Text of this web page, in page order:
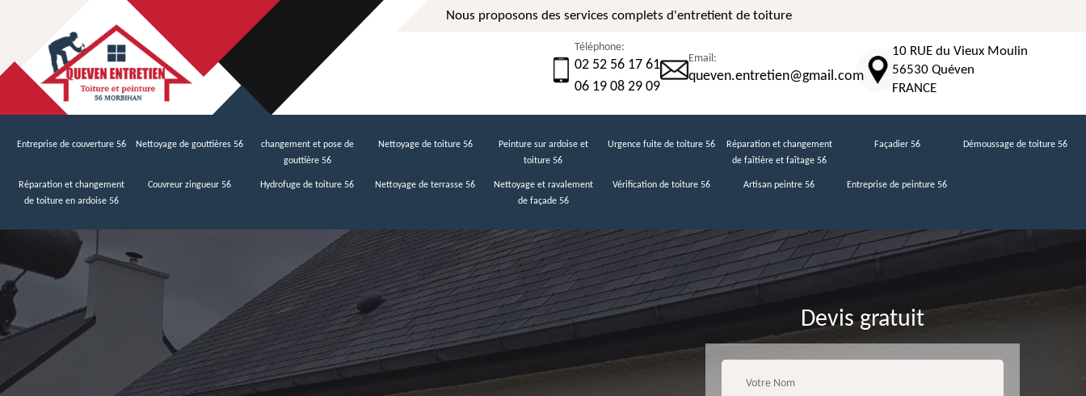
Nous proposons des services complets d'entretient de toiture
Téléphone:
02 52 56 17 61
06 19 08 29 09
Email:
queven.entretien@gmail.com
10 RUE du Vieux Moulin
56530 Quéven
FRANCE
Entreprise de couverture 56 Nettoyage de gouttières 56
changement et pose de
gouttière 56
Nettoyage de toiture 56
Peinture sur ardoise et
toiture 56
Urgence fuite de toiture 56
Réparation et changement
de faîtière et faîtage 56
Façadier 56 Démoussage de toiture 56
Réparation et changement
de toiture en ardoise 56
Couvreur zingueur 56 Hydrofuge de toiture 56 Nettoyage de terrasse 56
Nettoyage et ravalement
de façade 56
Vérification de toiture 56 Artisan peintre 56 Entreprise de peinture 56
Devis gratuit